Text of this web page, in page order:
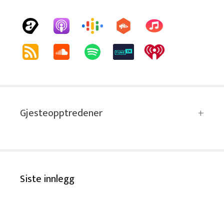
Gjesteopptredener
Siste innlegg